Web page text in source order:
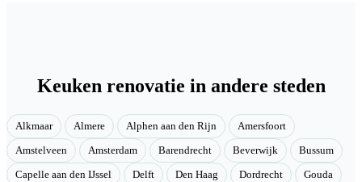
Keuken renovatie in andere steden
Alkmaar Almere Alphen aan den Rijn Amersfoort
Amstelveen Amsterdam Barendrecht Beverwijk Bussum
Capelle aan den IJssel Delft Den Haag Dordrecht Gouda